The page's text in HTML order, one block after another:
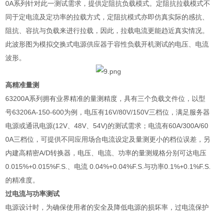
0A系列针对此一测试需求，提供定阻抗负载模式。定阻抗拉载模式不
同于定电流及定功率的拉载方式，定阻抗模式亦即仿真实际的感抗、
阻抗、容抗与负载来进行拉载，因此，拉载电流更能趋近真实情况。
此波形图为模拟交换式电源供应器于容性负载开机测试的电压、电流
波形。
高精准量测
63200A系列拥有业界精准的量测精度，具有三个负载文件位，以型
号63206A-150-600为例，电压有16V/80V/150V三档位，满足服务器
电源或通讯电源(12V 、48V 、54V)的测试需求；电流有60A/300A/60
0A三档位，可提供不同应用场合电流设定及量测更小的档位误差，另
内建高精密A/D转换器，电压、电流、功率的量测规格分别可达电压
0.015%+0.015%F.S.
、电流 0.04%+0.04%F.S.与功率0.1%+0.1%F.S.
的精准度。
过电流与功率测试
电源设计时，为确保使用者的安全及降低电源的损坏率，过电流保护